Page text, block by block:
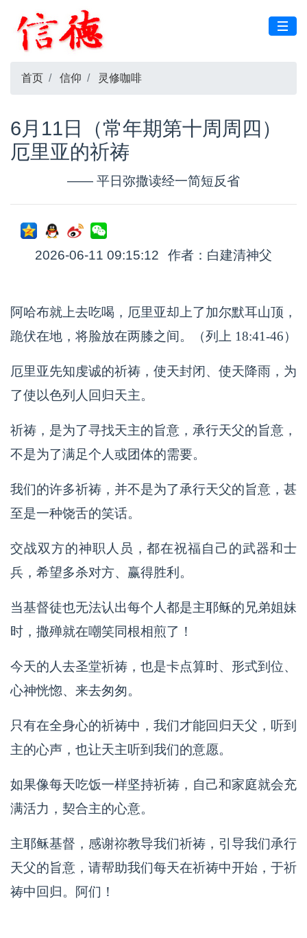
首页 信仰 灵修咖啡
6月11日（常年期第十周周四）
厄里亚的祈祷
—— 平日弥撒读经一简短反省
2026-06-11 09:15:12 作者：白建清神父
阿哈布就上去吃喝，厄里亚却上了加尔默耳山顶，
跪伏在地，将脸放在两膝之间。（列上 18:41-46）
厄里亚先知虔诚的祈祷，使天封闭、使天降雨，为
了使以色列人回归天主。
祈祷，是为了寻找天主的旨意，承行天父的旨意，
不是为了满足个人或团体的需要。
我们的许多祈祷，并不是为了承行天父的旨意，甚
至是一种饶舌的笑话。
交战双方的神职人员，都在祝福自己的武器和士
兵，希望多杀对方、赢得胜利。
当基督徒也无法认出每个人都是主耶稣的兄弟姐妹
时，撒殚就在嘲笑同根相煎了！
今天的人去圣堂祈祷，也是卡点算时、形式到位、
心神恍惚、来去匆匆。
只有在全身心的祈祷中，我们才能回归天父，听到
主的心声，也让天主听到我们的意愿。
如果像每天吃饭一样坚持祈祷，自己和家庭就会充
满活力，契合主的心意。
主耶稣基督，感谢祢教导我们祈祷，引导我们承行
天父的旨意，请帮助我们每天在祈祷中开始，于祈
祷中回归。阿们！